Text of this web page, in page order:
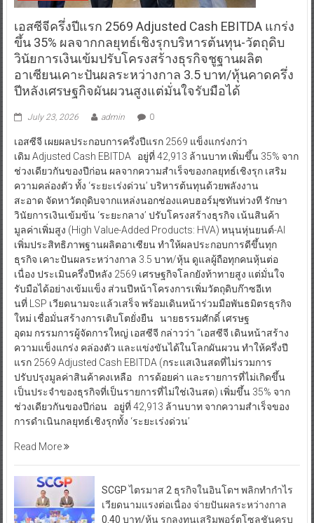
เอสซีจีครึ่งปีแรก 2569 Adjusted Cash EBITDA แกร่ง
ขึ้น 35% ผลจากกลยุทธ์เชิงรุกบริหารต้นทุน-วัตถุดิบ
วินัยการเงินเข้มปรับโครงสร้างธุรกิจชูฐานผลิต
อาเซียนเคาะปันผลระหว่างกาล 3.5 บาท/หุ้นคาดครึ่ง
ปีหลังเศรษฐกิจผันผวนสูงแต่มั่นใจรับมือได้
July 23, 2026 admin 0
เอสซีจี เผยผลประกอบการครึ่งปีแรก 2569 แข็งแกร่งกว่า
เดิม Adjusted Cash EBITDA อยู่ที่ 42,913 ล้านบาท เพิ่มขึ้น 35% จาก
ช่วงเดียวกันของปีก่อน ผลจากความสำเร็จของกลยุทธ์เชิงรุก เสริม
ความคล่องตัว ทั้ง ‘ระยะเร่งด่วน’ บริหารต้นทุนด้วยพลังงาน
สะอาด จัดหาวัตถุดิบจากแหล่งนอกช่องแคบฮอร์มุซทันท่วงที รักษา
วินัยการเงินเข้มข้น ‘ระยะกลาง’ ปรับโครงสร้างธุรกิจ เน้นสินค้า
มูลค่าเพิ่มสูง (High Value-Added Products: HVA) หนุนหุ่นยนต์-AI
เพิ่มประสิทธิภาพฐานผลิตอาเซียน ทำให้ผลประกอบการดีขึ้นทุก
ธุรกิจ เคาะปันผลระหว่างกาล 3.5 บาท/หุ้น ดูแลผู้ถือทุกคนหุ้นต่อ
เนื่อง ประเมินครึ่งปีหลัง 2569 เศรษฐกิจโลกยังท้าทายสูง แต่มั่นใจ
รับมือได้อย่างเข้มแข็ง ส่วนปีหน้าโครงการเพิ่มวัตถุดิบก๊าซอีเท
นที่ LSP เวียดนามจะแล้วเสร็จ พร้อมเดินหน้าร่วมมือพันธมิตรธุรกิจ
ใหม่ เชื่อมั่นสร้างการเติบโตยั่งยืน นายธรรมศักดิ์ เศรษฐ
อุดม กรรมการผู้จัดการใหญ่ เอสซีจี กล่าวว่า “เอสซีจี เดินหน้าสร้าง
ความแข็งแกร่ง คล่องตัว และแข่งขันได้ในโลกผันผวน ทำให้ครึ่งปี
แรก 2569 Adjusted Cash EBITDA (กระแสเงินสดที่ไม่รวมการ
ปรับปรุงมูลค่าสินค้าคงเหลือ การด้อยค่า และรายการที่ไม่เกิดขึ้น
เป็นประจำของธุรกิจที่เป็นรายการที่ไม่ใช่เงินสด) เพิ่มขึ้น 35% จาก
ช่วงเดียวกันของปีก่อน อยู่ที่ 42,913 ล้านบาท จากความสำเร็จของ
การดำเนินกลยุทธ์เชิงรุกทั้ง ‘ระยะเร่งด่วน’
Read More
SCGP ไตรมาส 2 ธุรกิจในอินโดฯ พลิกทำกำไร
เวียดนามแรงต่อเนื่อง จ่ายปันผลระหว่างกาล
0.40 บาท/หุ้น รุกลงทุนเสริมพอร์ตโซลูชันครบ